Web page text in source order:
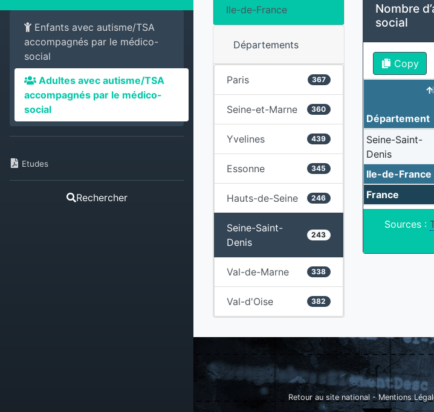
Enfants avec autisme/TSA
accompagnés par le médico-
social
Adultes avec autisme/TSA
accompagnés par le médico-
social
Etudes
Rechercher
Ile-de-France
Départements
Paris 367
Seine-et-Marne 360
Yvelines 439
Essonne 345
Hauts-de-Seine 246
Seine-Saint-
Denis
243
Val-de-Marne 338
Val-d'Oise 382
Nombre
social
Copy
Département
Seine-Saint-
Denis
Ile-de-France
France
Sources :
Retour au site national -Mentions